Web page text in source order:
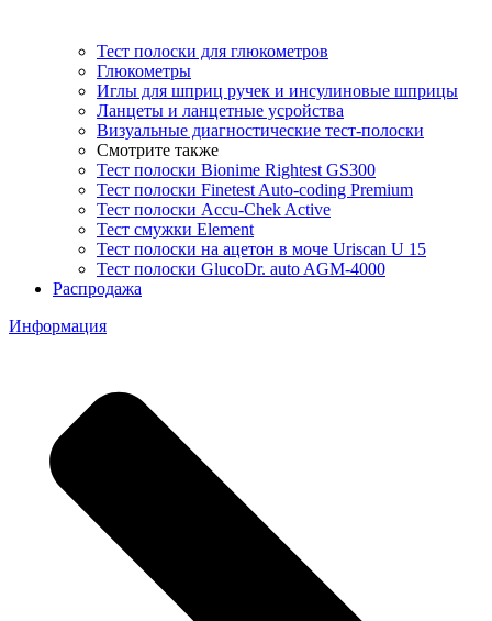
Тест полоски для глюкометров
Глюкометры
Иглы для шприц ручек и инсулиновые шприцы
Ланцеты и ланцетные усройства
Визуальные диагностические тест-полоски
Смотрите также
Тест полоски Bionime Rightest GS300
Тест полоски Finetest Auto-coding Premium
Тест полоски Accu-Chek Active
Тест смужки Element
Тест полоски на ацетон в моче Uriscan U 15
Тест полоски GlucoDr. auto AGM-4000
Распродажа
Информация